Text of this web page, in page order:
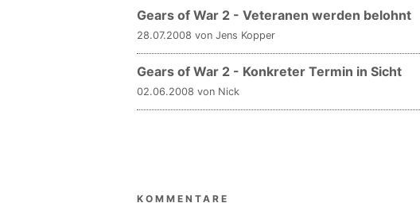
Gears of War 2 - Veteranen werden belohnt
28.07.2008 von Jens Kopper
Gears of War 2 - Konkreter Termin in Sicht
02.06.2008 von Nick
KOMMENTARE